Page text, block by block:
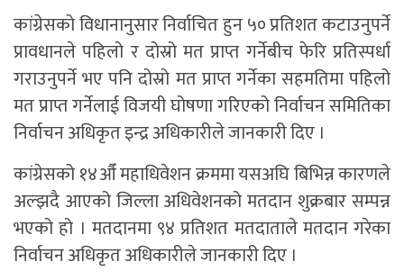
कांग्रेसको विधानानुसार निर्वाचित हुन ५० प्रतिशत कटाउनुपर्ने
प्रावधानले पहिलो र दोस्रो मत प्राप्त गर्नेबीच फेरि प्रतिस्पर्धा
गराउनुपर्ने भए पनि दोस्रो मत प्राप्त गर्नेका सहमतिमा पहिलो
मत प्राप्त गर्नेलाई विजयी घोषणा गरिएको निर्वाचन समितिका
निर्वाचन अधिकृत इन्द्र अधिकारीले जानकारी दिए ।
कांग्रेसको १४औँ महाधिवेशन क्रममा यसअघि बिभिन्न कारणले
अल्झदै आएको जिल्ला अधिवेशनको मतदान शुक्रबार सम्पन्न
भएको हो । मतदानमा ९४ प्रतिशत मतदाताले मतदान गरेका
निर्वाचन अधिकृत अधिकारीले जानकारी दिए ।